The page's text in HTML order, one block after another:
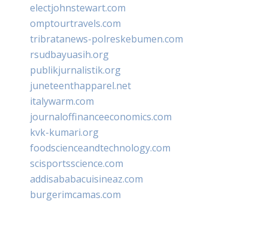
electjohnstewart.com
omptourtravels.com
tribratanews-polreskebumen.com
rsudbayuasih.org
publikjurnalistik.org
juneteenthapparel.net
italywarm.com
journaloffinanceeconomics.com
kvk-kumari.org
foodscienceandtechnology.com
scisportsscience.com
addisababacuisineaz.com
burgerimcamas.com